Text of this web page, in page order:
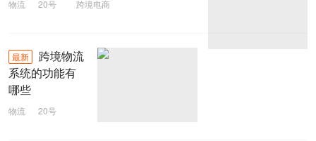
物流 20号 跨境电商
最新
跨境物流
系统的功能有
哪些
物流
20号